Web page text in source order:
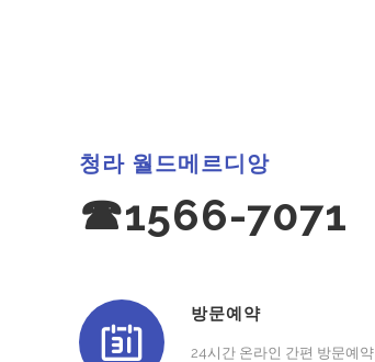
청라 월드메르디앙
☎1566-7071
방문예약
24시간 온라인 간편 방문예약